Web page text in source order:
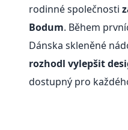
rodinné společnosti
Bodum. Během
Dánska skleněné
rozhodl vylepšit
dostupný pro